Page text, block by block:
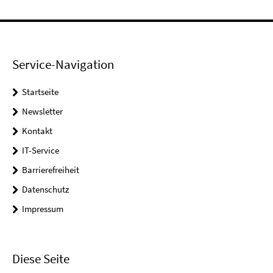
Service-Navigation
Startseite
Newsletter
Kontakt
IT-Service
Barrierefreiheit
Datenschutz
Impressum
Diese Seite